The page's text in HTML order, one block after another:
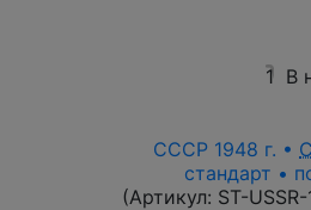
1 В
СССР 1948 г. •
стандарт •
(Артикул: ST-